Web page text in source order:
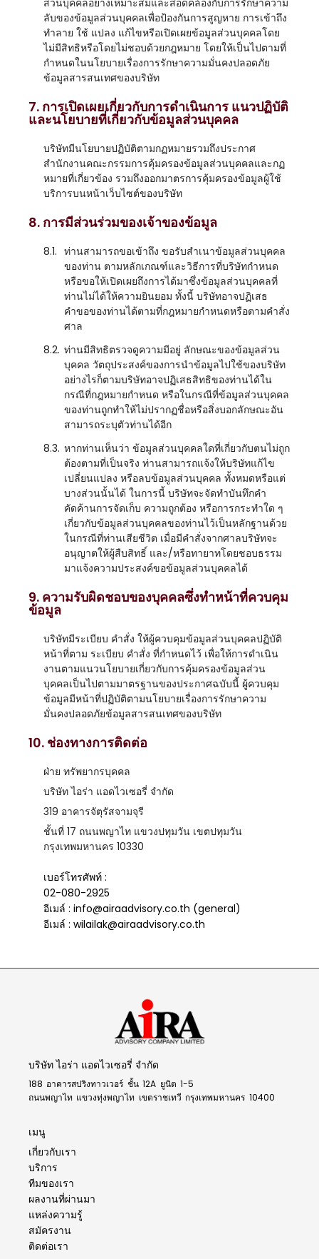
ส่วนบุคคลอย่างเหมาะสมและสอดคล้องกับการรักษาความ
ลับของข้อมูลส่วนบุคคลเพื่อป้องกันการสูญหาย การเข้าถึง
ทำลาย ใช้ แปลง แก้ไขหรือเปิดเผยข้อมูลส่วนบุคคลโดย
ไม่มีสิทธิหรือโดยไม่ชอบด้วยกฎหมาย โดยให้เป็นไปตามที่
กำหนดในนโยบายเรื่องการรักษาความมั่นคงปลอดภัย
ข้อมูลสารสนเทศของบริษัท
7. การเปิดเผยเกี่ยวกับการดำเนินการ แนวปฏิบัติ
และนโยบายที่เกี่ยวกับข้อมูลส่วนบุคคล
บริษัทมีนโยบายปฏิบัติตามกฏหมายรวมถึงประกาศ
สำนักงานคณะกรรมการคุ้มครองข้อมูลส่วนบุคคลและกฏ
หมายที่เกี่ยวข้อง รวมถึงออกมาตรการคุ้มครองข้อมูลผู้ใช้
บริการบนหน้าเว็บไซต์ของบริษัท
8. การมีส่วนร่วมของเจ้าของข้อมูล
8.1. ท่านสามารถขอเข้าถึง ขอรับสำเนาข้อมูลส่วนบุคคล
ของท่าน ตามหลักเกณฑ์และวิธีการที่บริษัทกำหนด
หรือขอให้เปิดเผยถึงการได้มาซึ่งข้อมูลส่วนบุคคลที่
ท่านไม่ได้ให้ความยินยอม ทั้งนี้ บริษัทอาจปฏิเสธ
คำขอของท่านได้ตามที่กฎหมายกำหนดหรือตามคำสั่ง
ศาล
8.2. ท่านมีสิทธิตรวจดูความมีอยู่ ลักษณะของข้อมูลส่วน
บุคคล วัตถุประสงค์ของการนำข้อมูลไปใช้ของบริษัท
อย่างไรก็ตามบริษัทอาจปฏิเสธสิทธิของท่านได้ใน
กรณีที่กฎหมายกำหนด หรือในกรณีที่ข้อมูลส่วนบุคคล
ของท่านถูกทำให้ไม่ปรากฏชื่อหรือสิ่งบอกลักษณะอัน
สามารถระบุตัวท่านได้อีก
8.3. หากท่านเห็นว่า ข้อมูลส่วนบุคคลใดที่เกี่ยวกับตนไม่ถูก
ต้องตามที่เป็นจริง ท่านสามารถแจ้งให้บริษัทแก้ไข
เปลี่ยนแปลง หรือลบข้อมูลส่วนบุคคล ทั้งหมดหรือแต่
บางส่วนนั้นได้ ในการนี้ บริษัทจะจัดทำบันทึกคำ
คัดค้านการจัดเก็บ ความถูกต้อง หรือการกระทำใด ๆ
เกี่ยวกับข้อมูลส่วนบุคคลของท่านไว้เป็นหลักฐานด้วย
ในกรณีที่ท่านเสียชีวิต เมื่อมีคำสั่งจากศาลบริษัทจะ
อนุญาตให้ผู้สืบสิทธิ์ และ/หรือทายาทโดยชอบธรรม
มาแจ้งความประสงค์ขอข้อมูลส่วนบุคคลได้
9. ความรับผิดชอบของบุคคลซึ่งทำหน้าที่ควบคุม
ข้อมูล
บริษัทมีระเบียบ คำสั่ง ให้ผู้ควบคุมข้อมูลส่วนบุคคลปฏิบัติ
หน้าที่ตาม ระเบียบ คำสั่ง ที่กำหนดไว้ เพื่อให้การดำเนิน
งานตามแนวนโยบายเกี่ยวกับการคุ้มครองข้อมูลส่วน
บุคคลเป็นไปตามมาตรฐานของประกาศฉบับนี้ ผู้ควบคุม
ข้อมูลมีหน้าที่ปฏิบัติตามนโยบายเรื่องการรักษาความ
มั่นคงปลอดภัยข้อมูลสารสนเทศของบริษัท
10. ช่องทางการติดต่อ
ฝ่าย ทรัพยากรบุคคล
บริษัท ไอร่า แอดไวเซอรี่ จำกัด
319 อาคารจัตุรัสจามจุรี
ชั้นที่ 17 ถนนพญาไท แขวงปทุมวัน เขตปทุมวัน
กรุงเทพมหานคร 10330
เบอร์โทรศัพท์ :
02-080-2925
อีเมล์ : info@airaadvisory.co.th (general)
อีเมล์ : wilailak@airaadvisory.co.th
บริษัท ไอร่า แอดไวเซอรี่ จำกัด
188 อาคารสปริงทาวเวอร์ ชั้น 12A ยูนิต 1-5
ถนนพญาไท แขวงทุ่งพญาไท เขตราชเทวี กรุงเทพมหานคร 10400
เมนู
เกี่ยวกับเรา
บริการ
ทีมของเรา
ผลงานที่ผ่านมา
แหล่งความรู้
สมัครงาน
ติดต่อเรา